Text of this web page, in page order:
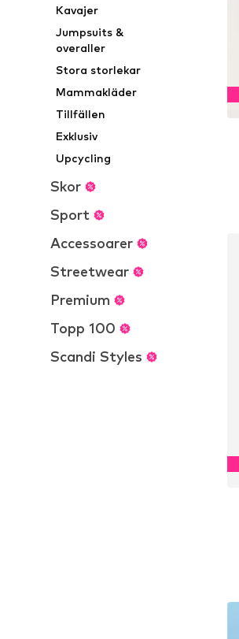
Kavajer
Jumpsuits &
overaller
Stora storlekar
Mammakläder
Tillfällen
Exklusiv
Upcycling
Skor
Sport
Accessoarer
Streetwear
Premium
Topp 100
Scandi Styles